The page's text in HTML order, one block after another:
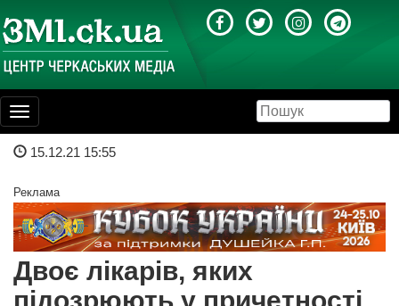
Toggle
navigation
15.12.21 15:55
Реклама
Двоє лікарів, яких